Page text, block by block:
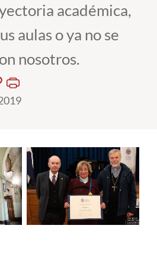
académica,
aulas o ya no se
nosotros.